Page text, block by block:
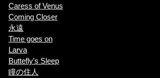
Caress of Venus
Coming Closer
永遠
Time goes on
Larva
​Buttefly's Sleep
瞳の住人